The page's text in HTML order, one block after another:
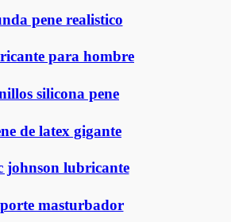
pene realistico
para hombre
silicona pene
de latex gigante
johnson lubricante
masturbador